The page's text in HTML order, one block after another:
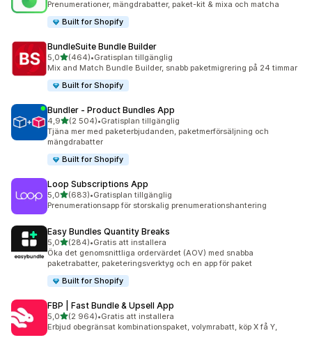
Prenumerationer, mängdrabatter, paket-kit & mixa och matcha
Built for Shopify
BundleSuite Bundle Builder
5,0av 5 stjärnor
(464)
464 recensioner totalt
•Gratisplan tillgänglig
Mix and Match Bundle Builder, snabb paketmigrering på 24 timmar
Built for Shopify
Bundler ‑ Product Bundles App
4,9av 5 stjärnor
(2 504)
2504 recensioner totalt
•Gratisplan tillgänglig
Tjäna mer med paketerbjudanden, paketmerförsäljning och
mängdrabatter
Built for Shopify
Loop Subscriptions App
5,0av 5 stjärnor
(683)
683 recensioner totalt
•Gratisplan tillgänglig
Prenumerationsapp för storskalig prenumerationshantering
Easy Bundles Quantity Breaks
5,0av 5 stjärnor
(284)
284 recensioner totalt
•Gratis att installera
Öka det genomsnittliga ordervärdet (AOV) med snabba
paketrabatter, paketeringsverktyg och en app för paket
Built for Shopify
FBP | Fast Bundle & Upsell App
5,0av 5 stjärnor
(2 964)
2964 recensioner totalt
•Gratis att installera
Erbjud obegränsat kombinationspaket, volymrabatt, köp X få Y,